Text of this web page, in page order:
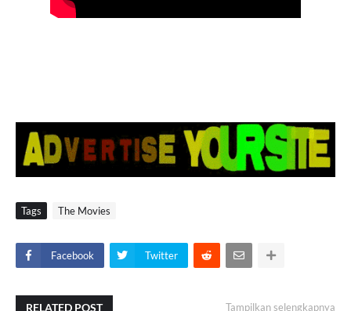
Tags The Movies
Facebook Twitter
RELATED POST Tampilkan selengkapnya